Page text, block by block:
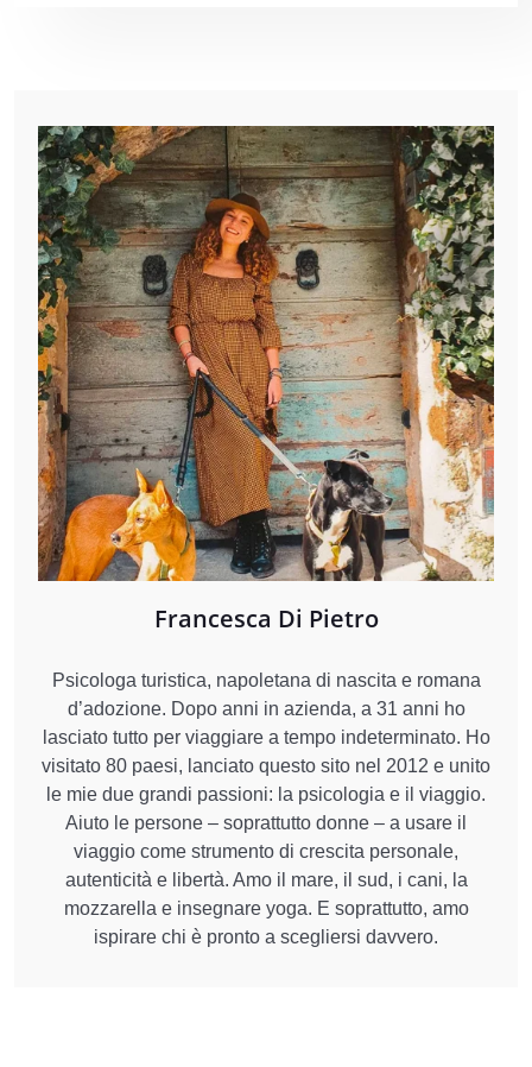
Francesca Di Pietro
Psicologa turistica, napoletana di nascita e romana
d’adozione. Dopo anni in azienda, a 31 anni ho
lasciato tutto per viaggiare a tempo indeterminato. Ho
visitato 80 paesi, lanciato questo sito nel 2012 e unito
le mie due grandi passioni: la psicologia e il viaggio.
Aiuto le persone – soprattutto donne – a usare il
viaggio come strumento di crescita personale,
autenticità e libertà. Amo il mare, il sud, i cani, la
mozzarella e insegnare yoga. E soprattutto, amo
ispirare chi è pronto a scegliersi davvero.